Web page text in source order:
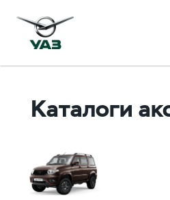
Каталоги